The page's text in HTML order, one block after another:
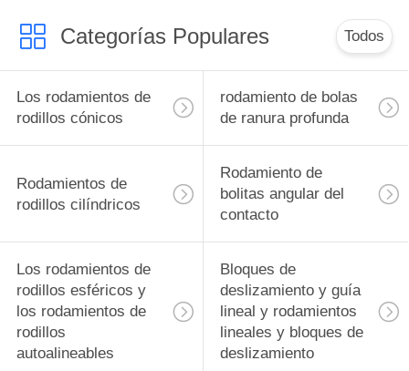
Categorías Populares Todos
Los rodamientos de
rodillos cónicos
rodamiento de bolas
de ranura profunda
Rodamientos de
rodillos cilíndricos
Rodamiento de
bolitas angular del
contacto
Los rodamientos de
rodillos esféricos y
los rodamientos de
rodillos
autoalineables
Bloques de
deslizamiento y guía
lineal y rodamientos
lineales y bloques de
deslizamiento